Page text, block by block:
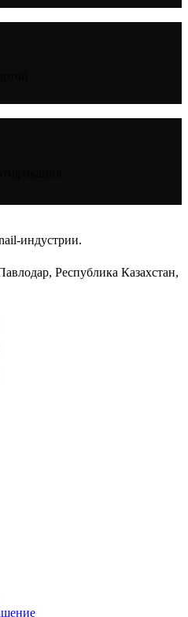
индустрии.
Республика Казахстан,